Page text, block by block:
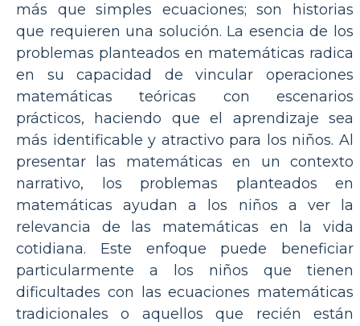
más que simples ecuaciones; son historias
que requieren una solución. La esencia de los
problemas planteados en matemáticas radica
en su capacidad de vincular operaciones
matemáticas teóricas con escenarios
prácticos, haciendo que el aprendizaje sea
más identificable y atractivo para los niños. Al
presentar las matemáticas en un contexto
narrativo, los problemas planteados en
matemáticas ayudan a los niños a ver la
relevancia de las matemáticas en la vida
cotidiana. Este enfoque puede beneficiar
particularmente a los niños que tienen
dificultades con las ecuaciones matemáticas
tradicionales o aquellos que recién están